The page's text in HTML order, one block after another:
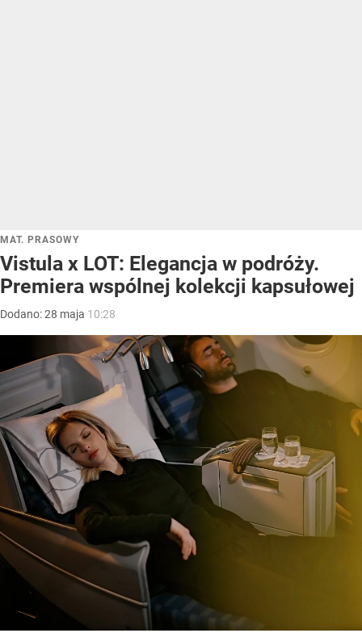
MAT. PRASOWY
Vistula x LOT: Elegancja w podróży.
Premiera wspólnej kolekcji kapsułowej
Dodano:28 maja 10:28